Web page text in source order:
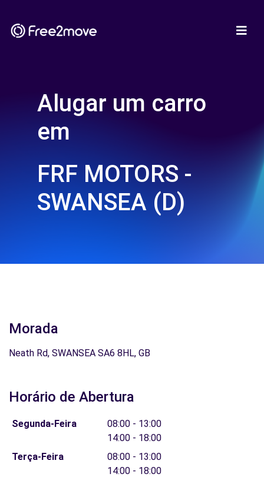
Alugar um carro
em
FRF MOTORS -
SWANSEA (D)
Morada
Neath Rd, SWANSEA SA6 8HL, GB
Horário de Abertura
Segunda-Feira
08:00 - 13:00
14:00 - 18:00
Terça-Feira
08:00 - 13:00
14:00 - 18:00